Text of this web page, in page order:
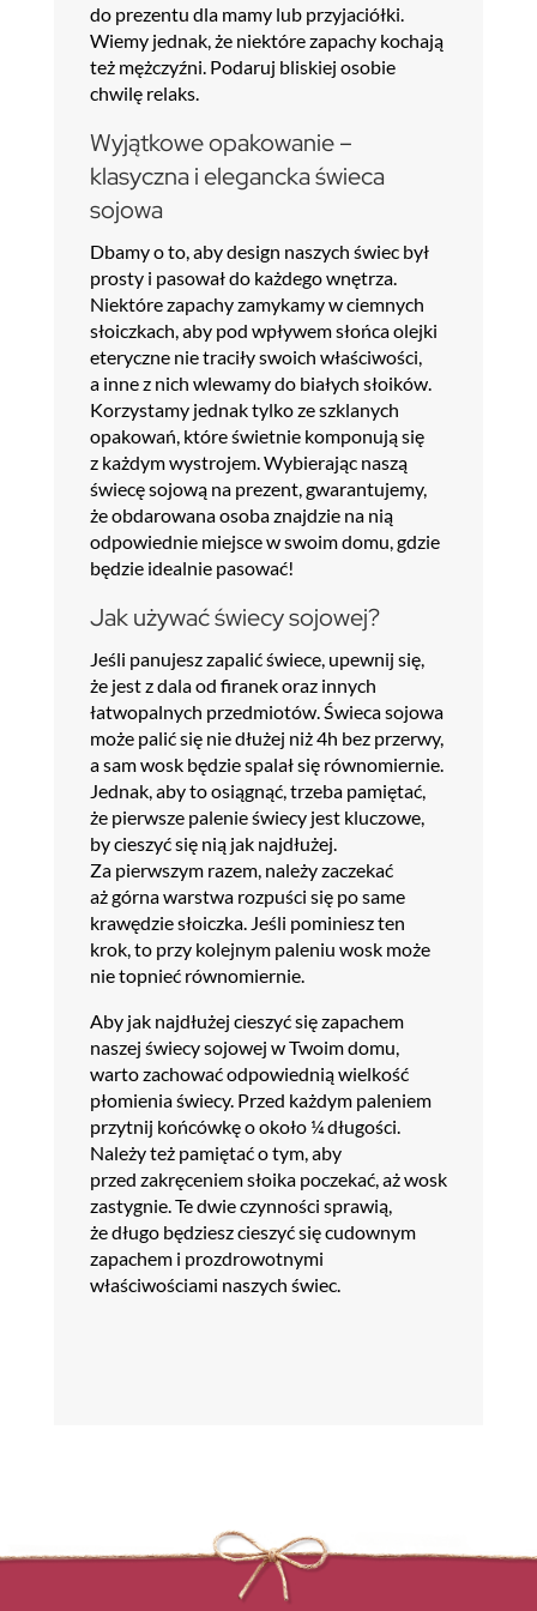
do prezentu dla mamy lub przyjaciółki.
Wiemy jednak, że niektóre zapachy kochają
też mężczyźni. Podaruj bliskiej osobie
chwilę relaks.
Wyjątkowe opakowanie –
klasyczna i elegancka świeca
sojowa
Dbamy o to, aby design naszych świec był
prosty i pasował do każdego wnętrza.
Niektóre zapachy zamykamy w ciemnych
słoiczkach, aby pod wpływem słońca olejki
eteryczne nie traciły swoich właściwości,
a inne z nich wlewamy do białych słoików.
Korzystamy jednak tylko ze szklanych
opakowań, które świetnie komponują się
z każdym wystrojem. Wybierając naszą
świecę sojową na prezent, gwarantujemy,
że obdarowana osoba znajdzie na nią
odpowiednie miejsce w swoim domu, gdzie
będzie idealnie pasować!
Jak używać świecy sojowej?
Jeśli panujesz zapalić świece, upewnij się,
że jest z dala od firanek oraz innych
łatwopalnych przedmiotów. Świeca sojowa
może palić się nie dłużej niż 4h bez przerwy,
a sam wosk będzie spalał się równomiernie.
Jednak, aby to osiągnąć, trzeba pamiętać,
że pierwsze palenie świecy jest kluczowe,
by cieszyć się nią jak najdłużej.
Za pierwszym razem, należy zaczekać
aż górna warstwa rozpuści się po same
krawędzie słoiczka. Jeśli pominiesz ten
krok, to przy kolejnym paleniu wosk może
nie topnieć równomiernie.
Aby jak najdłużej cieszyć się zapachem
naszej świecy sojowej w Twoim domu,
warto zachować odpowiednią wielkość
płomienia świecy. Przed każdym paleniem
przytnij końcówkę o około ¼ długości.
Należy też pamiętać o tym, aby
przed zakręceniem słoika poczekać, aż wosk
zastygnie. Te dwie czynności sprawią,
że długo będziesz cieszyć się cudownym
zapachem i prozdrowotnymi
właściwościami naszych świec.